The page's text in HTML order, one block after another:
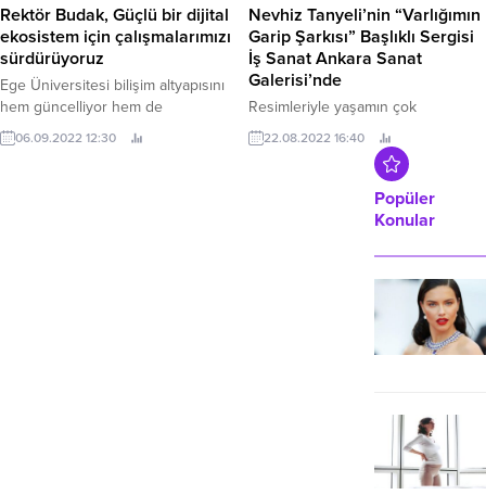
Rektör Budak, Güçlü bir dijital
ekosistem için çalışmalarımızı
sürdürüyoruz
Ege Üniversitesi bilişim altyapısını
hem güncelliyor hem de
güçlendiriyor Türkiye’nin en köklü
ve saygın araştırma
06.09.2022 12:30
Nevhiz Tanyeli’nin “Varlığımın
Garip Şarkısı” Başlıklı Sergisi
İş Sanat Ankara Sanat
Galerisi’nde
Resimleriyle yaşamın çok
boyutluluğunu anlatan, figüratif
resmin sıra dışı isimlerinden Nevhiz
Tanyeli’nin yarım asrı aşan sanat
taşıyan “Varlığımın Garip
Bankası İktisadi Bağımsızlık Müzesi
içerisinde yer alan İş Sanat Ankara
Sanat Galerisi’nde 20 Ağustos’ta
22.08.2022 16:40
Popüler
Konular